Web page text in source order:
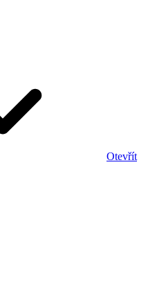
Otevřít